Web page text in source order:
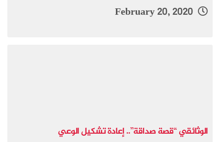
الوثائقي “قصة صداقة”.. إعادة تشكيل الوعي